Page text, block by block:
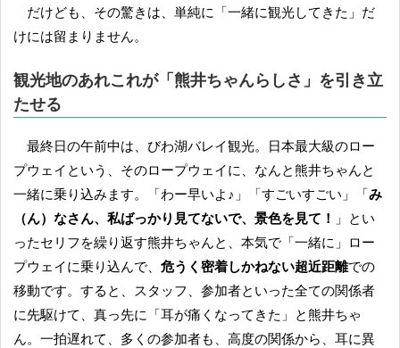
だけども、その驚きは、単純に「一緒に観光してきた」だ
けには留まりません。
観光地のあれこれが「熊井ちゃんらしさ」を引き立
たせる
最終日の午前中は、びわ湖バレイ観光。日本最大級のロー
プウェイという、そのロープウェイに、なんと熊井ちゃんと
一緒に乗り込みます。「わー早いよ♪」「すごいすごい」「み
（ん）なさん、私ばっかり見てないで、景色を見て！
」とい
ったセリフを繰り返す熊井ちゃんと、本気で「一緒に」ロー
プウェイに乗り込んで、 危うく密着しかねない超近距離での
移動です。すると、スタッフ、参加者といった全ての関係者
に先駆けて、真っ先に「耳が痛くなってきた」と熊井ちゃ
ん。一拍遅れて、多くの参加者も、高度の関係から、耳に異